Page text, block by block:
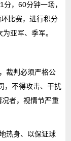
，60分钟一场，
比赛，进行积分
亚军、季军。
裁判必须严格公
，不得攻击、干扰
者，视情节严重
热身、以保证球